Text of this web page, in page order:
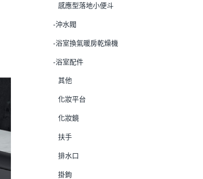
感應型落地小便斗
-沖水閥
-浴室換氣暖房乾燥機
-浴室配件
其他
化妝平台
化妝鏡
扶手
排水口
掛鉤